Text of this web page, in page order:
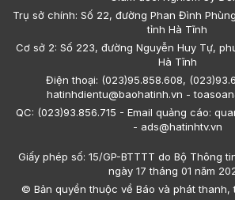
Trụ sở chính: Số 22, đường Phan Đình
tỉnh Hà Tĩnh
Cơ sở 2: Số 223, đường Nguyễn Huy Tự,
Hà Tĩnh
Điện thoại: (023)95.858.608,
hatinhdientu@baohatinh.vn -
QC: (023)93.856.715 - Email quảng cáo:
- ads@hatinhtv.vn
Giấy phép số: 15/GP-BTTTT do Bộ Thông
ngày 17 tháng 01 năm
© Bản quyền thuộc về Báo và phát thanh,